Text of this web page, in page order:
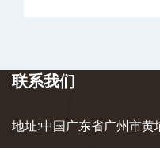
联系我们
地址:中国广东省广州市